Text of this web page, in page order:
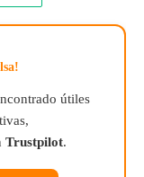
útiles
Trustpilot.